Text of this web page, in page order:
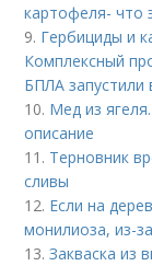
картофеля- что
9. Гербициды и
Комплексный
БПЛА
10. Мед из
описание
11. Терновник
сливы
12. Если на
монилиоза, из-
13.Закваска из